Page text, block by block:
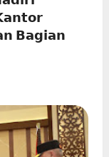
𝗕𝗮𝗴𝗶𝗮𝗻